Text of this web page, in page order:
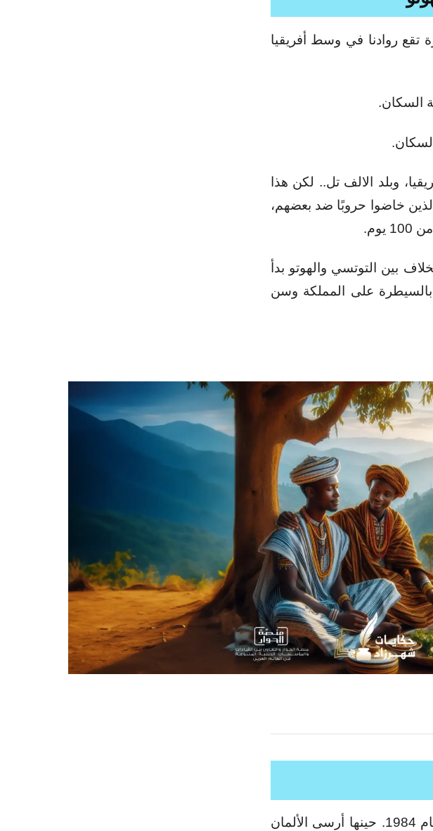
تقع روادنا في وسط أفريقيا
وبلد الالف تل.. لكن هذا
خاضوا حروبًا ضد بعضهم،
بين التوتسي والهوتو بدأ
بالسيطرة على المملكة وسن
وقعت مملكة رواندا تحت الاحتلال الألماني عام 1984. حينها أرسى الألمان